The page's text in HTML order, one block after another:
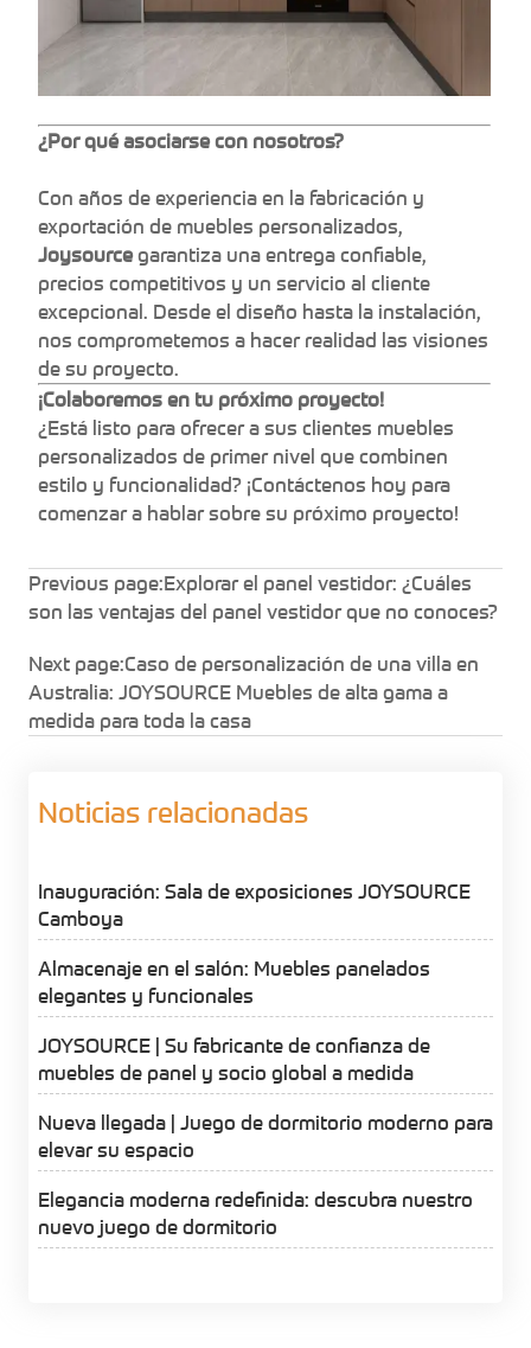
¿Por qué asociarse con nosotros?
Con años de experiencia en la fabricación y
exportación de muebles personalizados,
Joysourcegarantiza una entrega confiable,
precios competitivos y un servicio al cliente
excepcional. Desde el diseño hasta la instalación,
nos comprometemos a hacer realidad las visiones
de su proyecto.
¡Colaboremos en tu próximo proyecto!
¿Está listo para ofrecer a sus clientes muebles
personalizados de primer nivel que combinen
estilo y funcionalidad? ¡Contáctenos hoy para
comenzar a hablar sobre su próximo proyecto!
Previous page:Explorar el panel vestidor: ¿Cuáles
son las ventajas del panel vestidor que no conoces?
Next page:Caso de personalización de una villa en
Australia: JOYSOURCE Muebles de alta gama a
medida para toda la casa
Noticias relacionadas
Inauguración: Sala de exposiciones JOYSOURCE
Camboya
Almacenaje en el salón: Muebles panelados
elegantes y funcionales
JOYSOURCE | Su fabricante de confianza de
muebles de panel y socio global a medida
Nueva llegada | Juego de dormitorio moderno para
elevar su espacio
Elegancia moderna redefinida: descubra nuestro
nuevo juego de dormitorio